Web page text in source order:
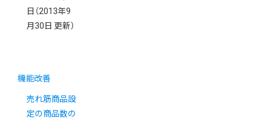
日 （2013年9
月30日 更新）
機能改善
売れ筋商品設
定の商品数の